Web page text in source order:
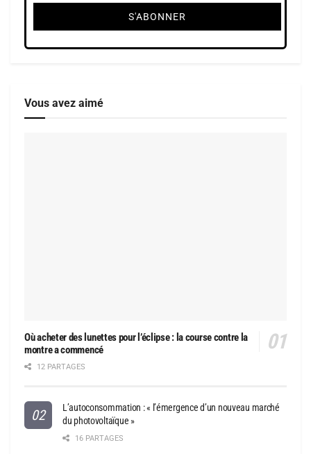
Vous avez aimé
Où acheter des lunettes pour l’éclipse : la course contre la
montre a commencé
12 PARTAGES
L’autoconsommation : « l’émergence d’un nouveau marché
du photovoltaïque »
16 PARTAGES